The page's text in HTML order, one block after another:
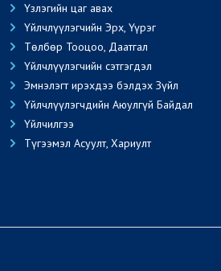
Үзлэгийн цаг авах
Үйлчлүүлэгчийн Эрх, Үүрэг
Төлбөр Тооцоо, Даатгал
Үйлчлүүлэгчийн сэтгэгдэл
Эмнэлэгт ирэхдээ бэлдэх Зүйл
Үйлчлүүлэгчдийн Аюулгүй Байдал
Үйлчилгээ
Түгээмэл Асуулт, Хариулт